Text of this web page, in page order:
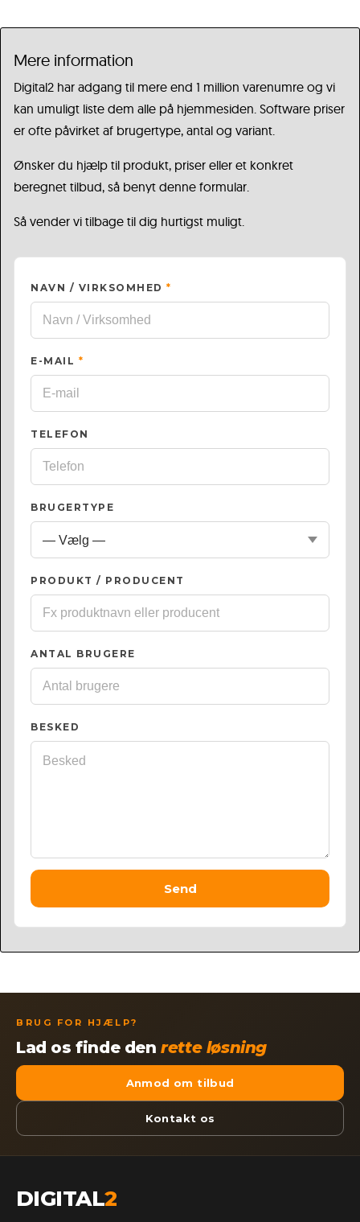
Mere information
Digital2 har adgang til mere end 1 million varenumre og vi
kan umuligt liste dem alle på hjemmesiden. Software priser
er ofte påvirket af brugertype, antal og variant.
Ønsker du hjælp til produkt, priser eller et konkret
beregnet tilbud, så benyt denne formular.
Så vender vi tilbage til dig hurtigst muligt.
NAVN / VIRKSOMHED *
E-MAIL *
TELEFON
BRUGERTYPE
PRODUKT / PRODUCENT
ANTAL BRUGERE
BESKED
Send
BRUG FOR HJÆLP?
Lad os finde denrette løsning
Anmod om tilbud
Kontakt os
DIGITAL2